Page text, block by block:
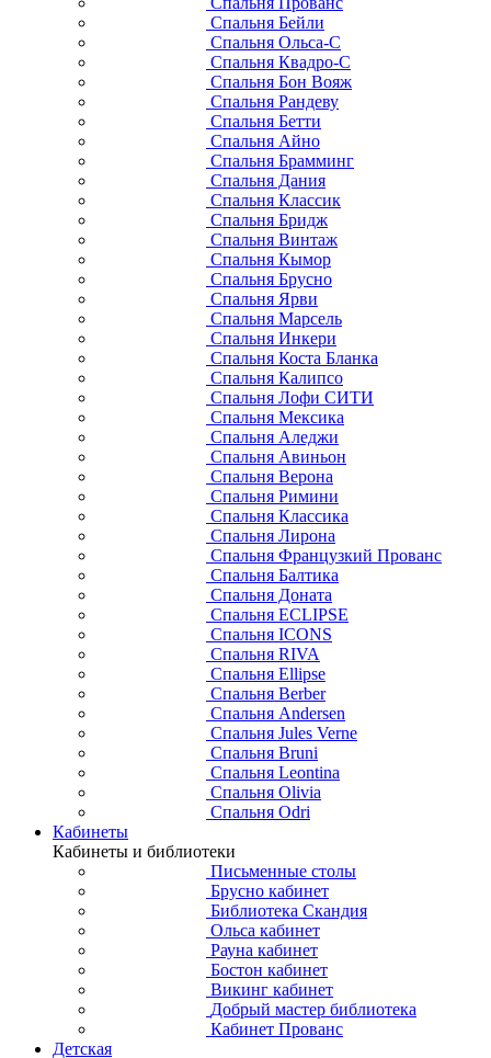
Спальня Бейли
Спальня Ольса-С
Спальня Квадро-С
Спальня Бон Вояж
Спальня Рандеву
Спальня Бетти
Спальня Айно
Спальня Брамминг
Спальня Дания
Спальня Классик
Спальня Бридж
Спальня Винтаж
Спальня Кымор
Спальня Брусно
Спальня Ярви
Спальня Марсель
Спальня Инкери
Спальня Коста Бланка
Спальня Калипсо
Спальня Лофи СИТИ
Спальня Мексика
Спальня Аледжи
Спальня Авиньон
Спальня Верона
Спальня Римини
Спальня Классика
Спальня Лирона
Спальня Французкий Прованс
Спальня Балтика
Спальня Доната
Спальня ECLIPSE
Спальня ICONS
Спальня RIVA
Спальня Ellipse
Спальня Berber
Спальня Andersen
Спальня Jules Verne
Спальня Bruni
Спальня Leontina
Спальня Olivia
Спальня Odri
Кабинеты
Кабинеты и библиотеки
Письменные столы
Брусно кабинет
Библиотека Скандия
Ольса кабинет
Рауна кабинет
Бостон кабинет
Викинг кабинет
Добрый мастер библиотека
Кабинет Прованс
Детская